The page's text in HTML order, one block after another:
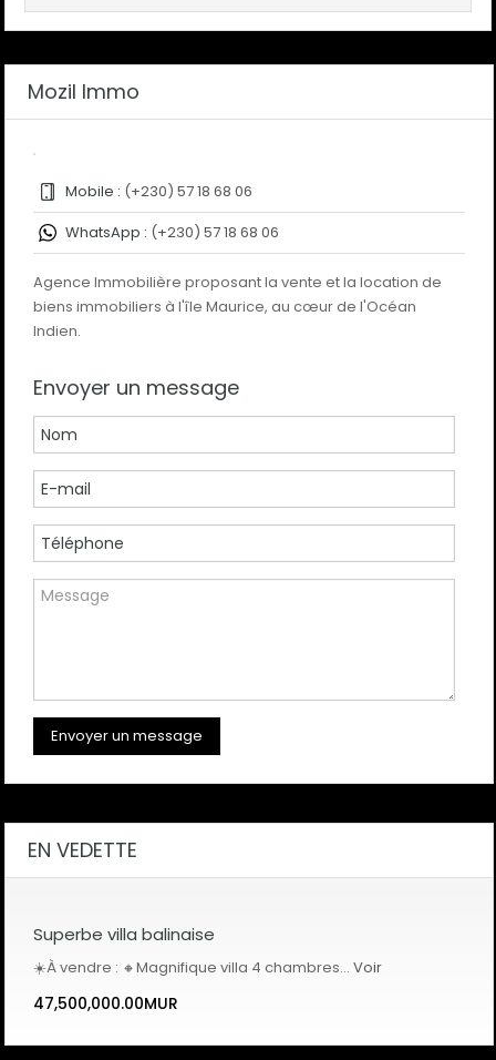
Mozil Immo
Mobile : (+230) 57 18 68 06
WhatsApp : (+230) 57 18 68 06
Agence Immobilière proposant la vente et la location de
biens immobiliers à l'île Maurice, au cœur de l'Océan
Indien.
Envoyer un message
EN VEDETTE
Superbe villa balinaise
☀️À vendre : 🔸Magnifique villa 4 chambres… Voir
47,500,000.00MUR